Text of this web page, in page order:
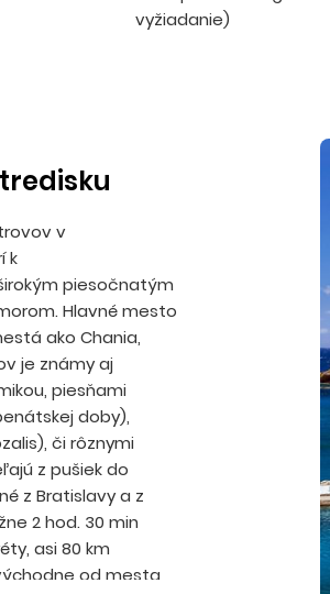
vyžiadanie)
v
k
piesočnatým
Hlavné mesto
ako Chania,
je známy aj
piesňami
doby),
či rôznymi
z pušiek do
z Bratislavy a z
2 hod. 30 min
asi 80 km
od mesta